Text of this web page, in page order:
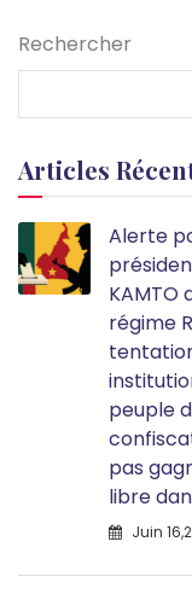
Rechercher
Articles
Alerte
KAMTO
régime
peuple
pas
libre
Juin